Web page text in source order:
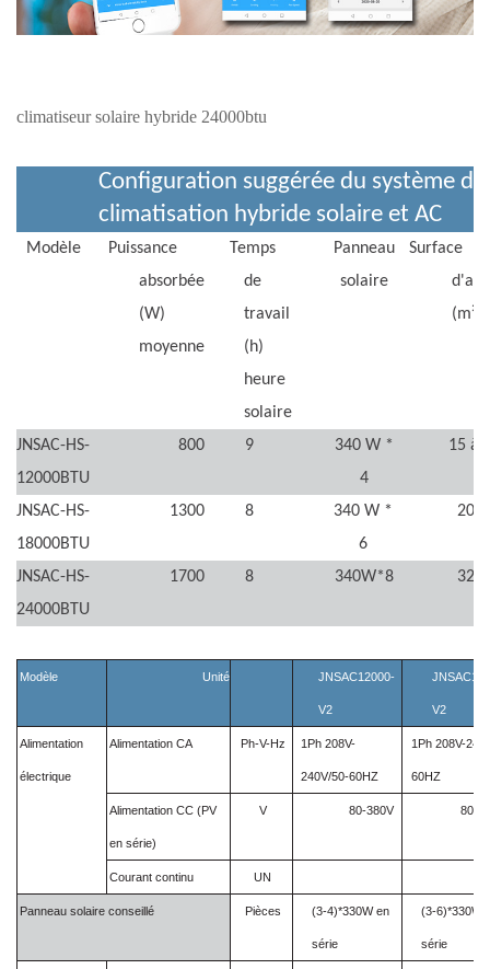
climatiseur solaire hybride 24000btu
Configuration suggérée du système de
climatisation hybride solaire et AC
Modèle
Puissance
absorbée
(W)
moyenne
Temps
de
travail
(h)
heure
solaire
Panneau
solaire
Surface
(m²)
JNSAC-HS-
12000BTU
800 9
340 W *
4
15 à
JNSAC-HS-
18000BTU
1300 8
340 W *
6
JNSAC-HS-
24000BTU
1700 8 340W*8
Modèle Unité JNSAC12000-
V2 V2
Alimentation
électrique
Alimentation CA Ph-V-Hz 1Ph 208V-
240V/50-60HZ
1Ph 208V-
60HZ
Alimentation CC (PV
en série)
V 80-380V 80-
Courant continu UN
Panneau solaire conseillé Pièces (3-4)*330W en
série
(3-6)*330W
série